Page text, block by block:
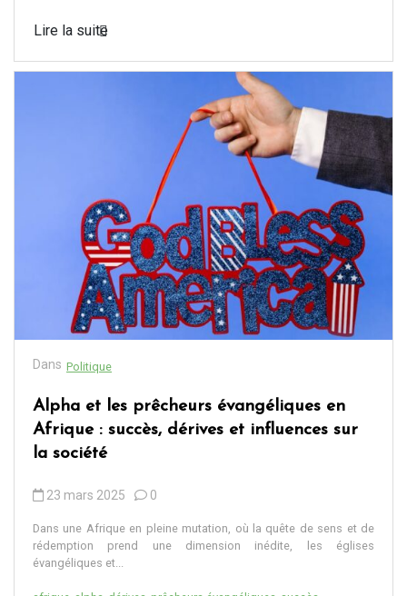
Lire la suite
Dans Politique
Alpha et les prêcheurs évangéliques en
Afrique : succès, dérives et influences sur
la société
23 mars 2025 0
Dans une Afrique en pleine mutation, où la quête de sens et de
rédemption prend une dimension inédite, les églises
évangéliques et...